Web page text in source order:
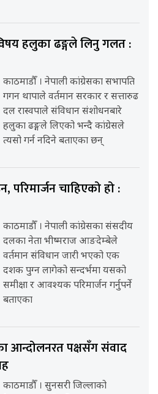
हलुका ढङ्गले लिनु गलत :
काठमाडौँ । नेपाली कांग्रेसका सभापति
गगन थापाले वर्तमान सरकार र सत्तारुढ
दल रास्वपाले संविधान संशोधनबारे
हलुका ढङ्गले लिएको भन्दै कांग्रेसले
त्यसो गर्न नदिने बताएका छन्
परिमार्जन चाहिएको हो :
काठमाडौँ । नेपाली कांग्रेसका संसदीय
दलका नेता भीष्मराज आङदेम्बेले
वर्तमान संविधान जारी भएको एक
दशक पुग्न लागेको सन्दर्भमा यसको
समीक्षा र आवश्यक परिमार्जन गर्नुपर्ने
बताएका
पक्षसँग संवाद
काठमाडौँ । सुनसरी जिल्लाको